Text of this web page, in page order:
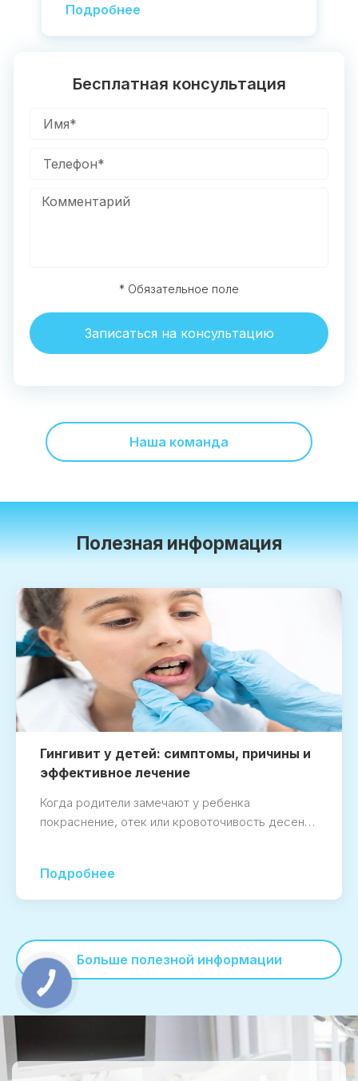
Подробнее
Бесплатная консультация
* Обязательное поле
Записаться на консультацию
Наша команда
Полезная информация
Гингивит у детей: симптомы, причины и
эффективное лечение
Когда родители замечают у ребенка
покраснение, отек или кровоточивость десен…
Подробнее
Больше полезной информации